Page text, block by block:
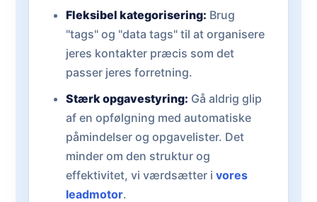
Fleksibel kategorisering: Brug
"tags" og "data tags" til at organisere
jeres kontakter præcis som det
passer jeres forretning.
Stærk opgavestyring: Gå aldrig glip
af en opfølgning med automatiske
påmindelser og opgavelister. Det
minder om den struktur og
effektivitet, vi værdsætter i vores
leadmotor.